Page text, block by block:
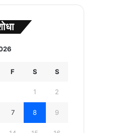
F S S
1 2
7 8 9